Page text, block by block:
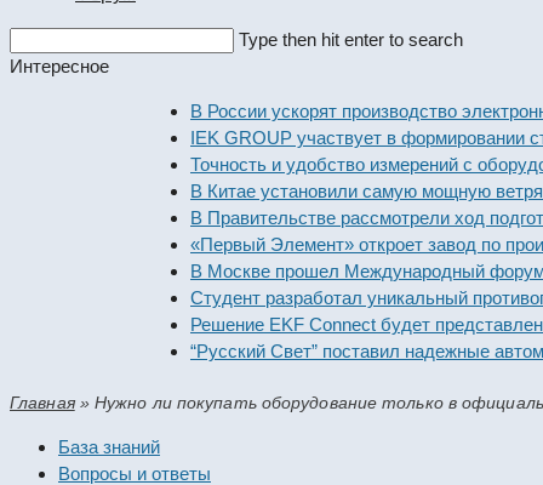
this
Type then hit enter to search
Интересное
В России ускорят производство
IEK GROUP участвует в формировании
Точность и удобство измерений с
В Китае установили самую мощную
В Правительстве рассмотрели ход
«Первый Элемент» откроет завод по
В Москве прошел Международный форум
Студент разработал уникальный
Решение EKF Connect будет представлено
“Русский Свет” поставил надежные
Главная»Нужно ли покупать оборудование только в
База знаний
Вопросы и ответы